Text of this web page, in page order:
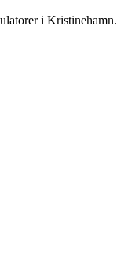
i Kristinehamn.